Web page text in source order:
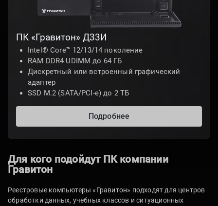
ПК «Гравитон» Д33И
Intel® Core™ 12/13/14 поколение
RAM DDR4 UDIMM до 64 ГБ
Дискретный или встроенный графический
адаптер
SSD M.2 (SATA/PCI-e) до 2 ТБ
Подробнее
Для кого подойдут ПК компании
Гравитон
Реестровые компьютеры «Гравитон» подходят для центров
обработки данных, учебных классов и ситуационных